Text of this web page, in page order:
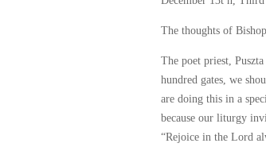
The thoughts of
The poet priest,
hundred gates, we
are doing this in a
because our liturgy
“Rejoice in the Lord